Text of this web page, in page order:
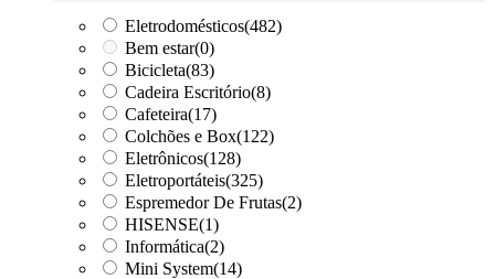
Eletrodomésticos(482)
Bem estar(0)
Bicicleta(83)
Cadeira Escritório(8)
Cafeteira(17)
Colchões e Box(122)
Eletrônicos(128)
Eletroportáteis(325)
Espremedor De Frutas(2)
HISENSE(1)
Informática(2)
Mini System(14)